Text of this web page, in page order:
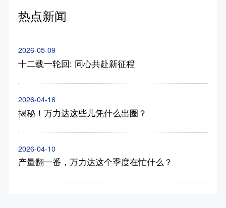
热点新闻
2026-05-09
十二载一轮回: 同心共赴新征程
2026-04-16
揭秘！万力达这些儿凭什么出圈？
2026-04-10
产量翻一番，万力达这个季度在忙什么？